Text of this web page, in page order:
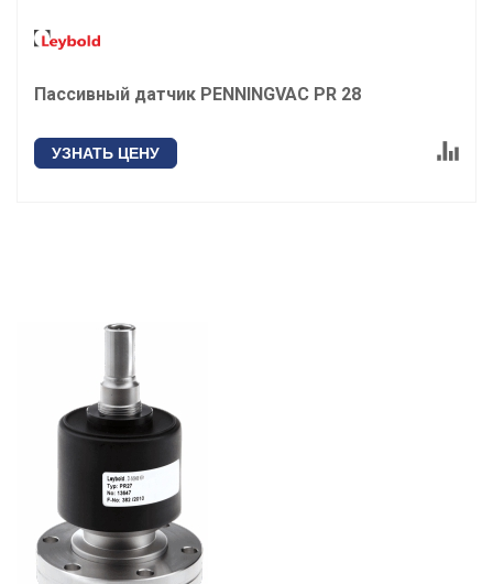
Пассивный датчик PENNINGVAC PR 28
УЗНАТЬ ЦЕНУ